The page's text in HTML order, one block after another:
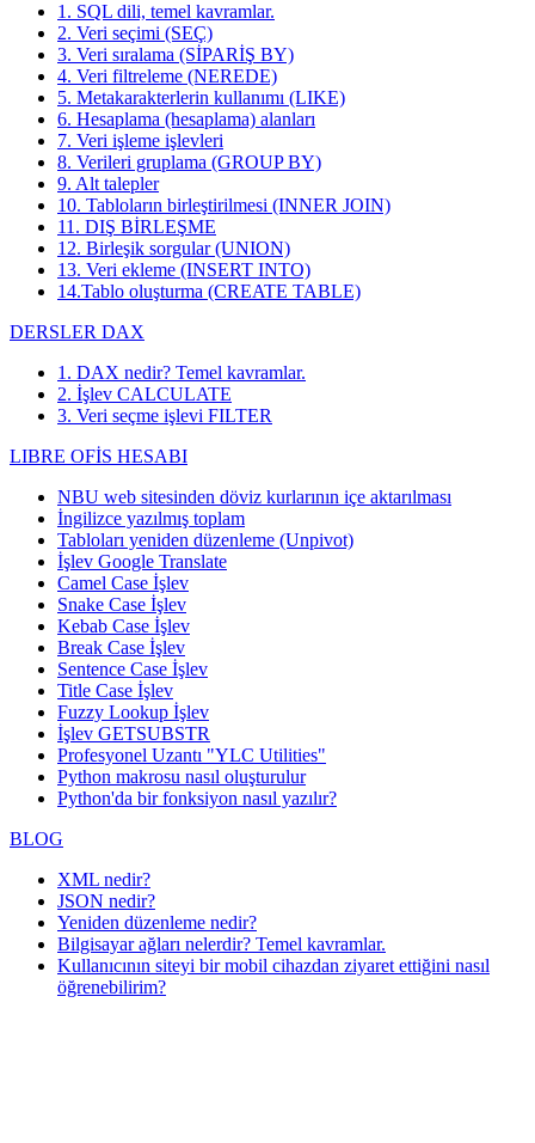
1. SQL dili, temel kavramlar.
2. Veri seçimi (SEÇ)
3. Veri sıralama (SİPARİŞ BY)
4. Veri filtreleme (NEREDE)
5. Metakarakterlerin kullanımı (LIKE)
6. Hesaplama (hesaplama) alanları
7. Veri işleme işlevleri
8. Verileri gruplama (GROUP BY)
9. Alt talepler
10. Tabloların birleştirilmesi (INNER JOIN)
11. DIŞ BİRLEŞME
12. Birleşik sorgular (UNION)
13. Veri ekleme (INSERT INTO)
14.Tablo oluşturma (CREATE TABLE)
DERSLER DAX
1. DAX nedir? Temel kavramlar.
2. İşlev CALCULATE
3. Veri seçme işlevi FILTER
LIBRE OFİS HESABI
NBU web sitesinden döviz kurlarının içe aktarılması
İngilizce yazılmış toplam
Tabloları yeniden düzenleme (Unpivot)
İşlev Google Translate
Camel Case İşlev
Snake Case İşlev
Kebab Case İşlev
Break Case İşlev
Sentence Case İşlev
Title Case İşlev
Fuzzy Lookup İşlev
İşlev GETSUBSTR
Profesyonel Uzantı "YLC Utilities"
Python makrosu nasıl oluşturulur
Python'da bir fonksiyon nasıl yazılır?
BLOG
XML nedir?
JSON nedir?
Yeniden düzenleme nedir?
Bilgisayar ağları nelerdir? Temel kavramlar.
Kullanıcının siteyi bir mobil cihazdan ziyaret ettiğini nasıl
öğrenebilirim?